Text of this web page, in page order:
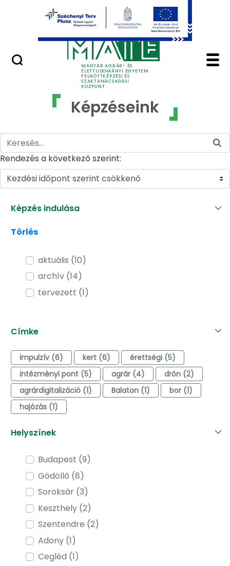
Ugrás a fő tartalomhoz
MAGYAR AGRÁR- ÉS
ÉLETTUDOMÁNYI EGYETEM
FELNŐTTKÉPZÉSI ÉS
SZAKTANÁCSADÁSI
KÖZPONT
Képzéseink - MATE
Képzéseink
Rendezés a következő szerint:
Kezdési időpont szerint csökkenő
Képzés indulása
Törlés
aktuális (10)
archív (14)
tervezett (1)
Címke
impulzív (6) kert (6)
érettségi (5)
intézményi pont (5)
agrár (4)
drón (2)
agrárdigitalizáció (1)
Balaton (1)
bor (1)
hajózás (1)
Helyszínek
Budapest (9)
Gödöllő (8)
Soroksár (3)
Keszthely (2)
Szentendre (2)
Adony (1)
Cegléd (1)